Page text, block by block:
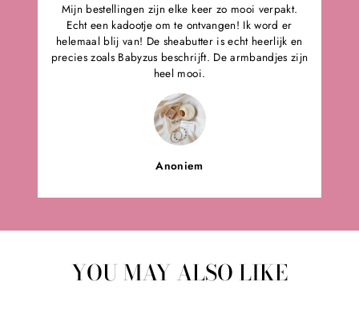
Mijn bestellingen zijn elke keer zo mooi verpakt.
Echt een kadootje om te ontvangen! Ik word er
helemaal blij van! De sheabutter is echt heerlijk en
precies zoals Babyzus beschrijft. De armbandjes zijn
heel mooi.
Anoniem
YOU MAY ALSO LIKE